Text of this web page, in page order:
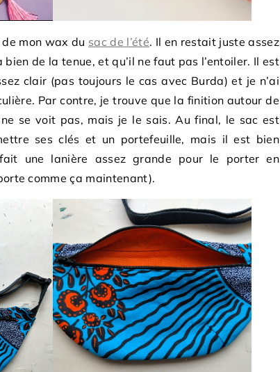
mon wax du sac de l’été. Il en restait juste assez
bien de la tenue, et qu’il ne faut pas l’entoiler. Il est
clair (pas toujours le cas avec Burda) et je n’ai
Par contre, je trouve que la finition autour de
se voit pas, mais je le sais. Au final, le sac est
ses clés et un portefeuille, mais il est bien
une lanière assez grande pour le porter en
comme ça maintenant).